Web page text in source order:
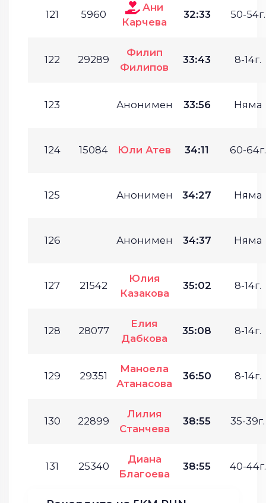
121 5960
Ани
Карчева
32:33 50-54г.
122 29289
Филип
Филипов
33:43 8-14г.
123 Анонимен 33:56 Няма
124 15084 Юли Атев 34:11 60-64г.
125 Анонимен 34:27 Няма
126 Анонимен 34:37 Няма
127 21542
Юлия
Казакова
35:02 8-14г.
128 28077
Елия
Дабкова
35:08 8-14г.
129 29351
Маноела
Атанасова
36:50 8-14г.
130 22899
Лилия
Станчева
38:55 35-39г.
131 25340
Диана
Благоева
38:55 40-44г.